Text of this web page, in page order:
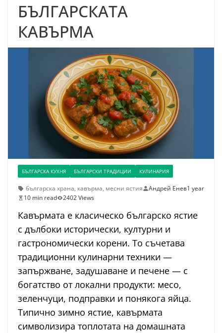
БЪЛГАРСКАТА
КАВЪРМА
БЪЛГАРСКА КУХНЯ БЪЛГАРСКИ ТРАДИЦИИ КУЛИНАРИЯ
българска храна, кавърма, месни ястия Андрей Енев1 year
10 min read
2402 Views
Кавърмата е класическо българско ястие
с дълбоки исторически, културни и
гастрономически корени. То съчетава
традиционни кулинарни техники —
запържване, задушаване и печене — с
богатство от локални продукти: месо,
зеленчуци, подправки и понякога яйца.
Типично зимно ястие, кавърмата
символизира топлотата на домашната